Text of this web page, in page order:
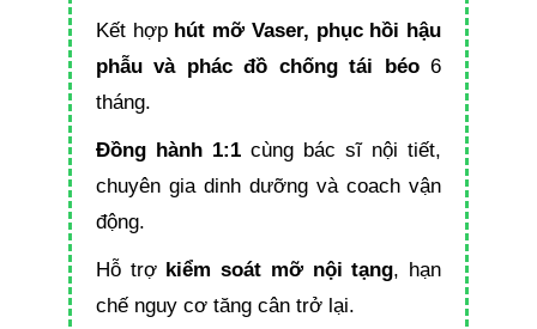
Kết hợp hút mỡ Vaser, phục hồi hậu
phẫu và phác đồ chống tái béo6
tháng.
Đồng hành 1:1cùng bác sĩ nội tiết,
chuyên gia dinh dưỡng và coach vận
động.
Hỗ trợ kiểm soát mỡ nội tạng, hạn
chế nguy cơ tăng cân trở lại.